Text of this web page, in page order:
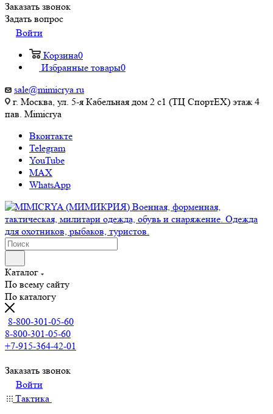
Заказать звонок
Задать вопрос
Войти
Корзина0
Избранные товары0
sale@mimicrya.ru
г. Москва, ул. 5-я Кабельная дом 2 с1 (ТЦ СпортEX) этаж 4
пав. Mimicrya
Вконтакте
Telegram
YouTube
MAX
WhatsApp
Каталог
По всему сайту
По каталогу
8-800-301-05-60
8-800-301-05-60
+7-915-364-42-01
Заказать звонок
Войти
Тактика